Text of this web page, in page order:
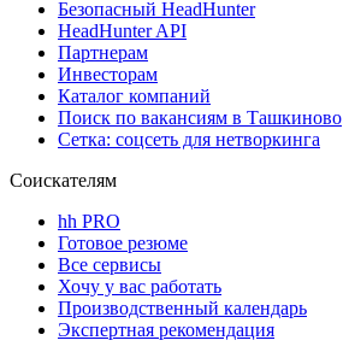
Безопасный HeadHunter
HeadHunter API
Партнерам
Инвесторам
Каталог компаний
Поиск по вакансиям в Ташкиново
Сетка: соцсеть для нетворкинга
Соискателям
hh PRO
Готовое резюме
Все сервисы
Хочу у вас работать
Производственный календарь
Экспертная рекомендация